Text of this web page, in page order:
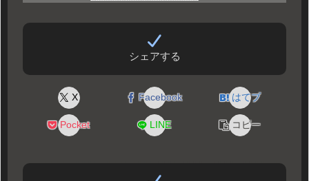
シェアする
X Facebook はてブ
Pocket LINE コピー